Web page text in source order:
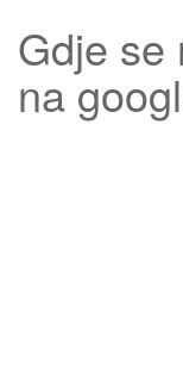
Gdje se
na